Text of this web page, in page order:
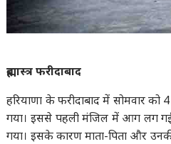
ब्रह्मास्त्र फरीदाबाद
हरियाणा के फरीदाबाद में सोमवार
गया। इससे पहली मंजिल में आग लग
गया। इसके कारण माता-पिता और